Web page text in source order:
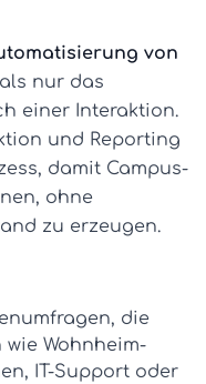
von
nur das
einer Interaktion.
und Reporting
damit Campus-
ohne
zu erzeugen.
, die
Wohnheim-
IT-Support oder